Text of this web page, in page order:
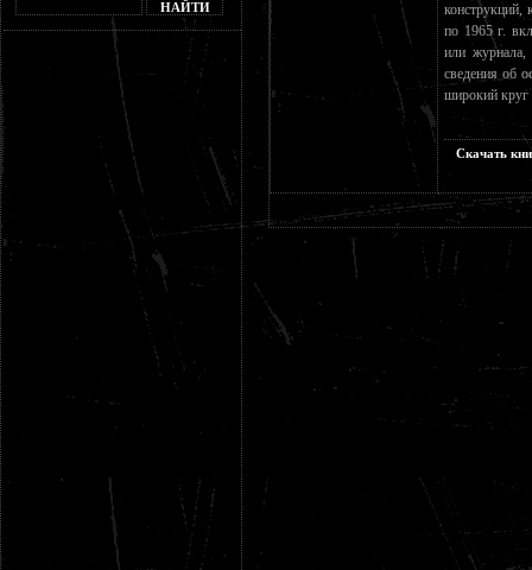
по 1965 г.
или журнала,
сведения об
широкий круг
Скачать